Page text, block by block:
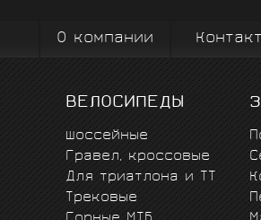
О компании
ВЕЛОСИПЕДЫ
Шоссейные
Гравел, кроссовые
Для триатлона и ТТ
Трековые